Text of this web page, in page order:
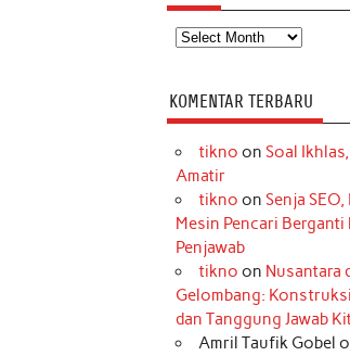
Arsip
KOMENTAR TERBARU
tikno on Soal
Amatir
tikno on Senja
Mesin Pencari Berganti
Penjawab
tikno on Nusantara
Gelombang:
dan Tanggung Jawab
Amril Taufik Gobel